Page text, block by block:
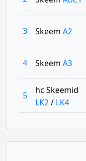
3 Skeem A2
4 Skeem A3
5
hc Skeemid
LK2/ LK4